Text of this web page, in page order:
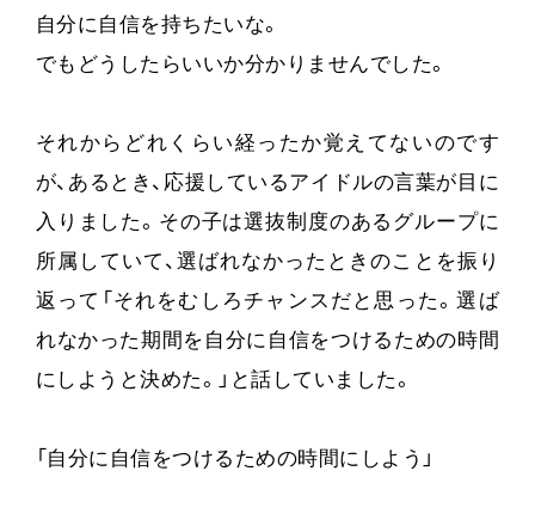
自分に自信を持ちたいな。
でもどうしたらいいか分かりませんでした。
それからどれくらい経ったか覚えてないのです
が、あるとき、応援しているアイドルの言葉が目に
入りました。その子は選抜制度のあるグループに
所属していて、選ばれなかったときのことを振り
返って「それをむしろチャンスだと思った。選ば
れなかった期間を自分に自信をつけるための時間
にしようと決めた。」と話していました。
「自分に自信をつけるための時間にしよう」